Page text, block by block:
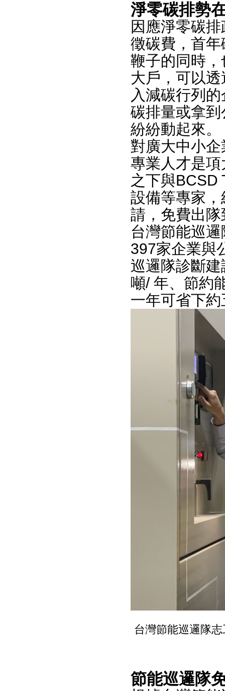
淨零碳排勢
因應淨零碳
徵碳費，首
鞭子的同時
大戶，可以
入減碳行列
碳排量或拿
紛紛動起來。
對廣大中小
專業人才是
之下與BCSD
設備等專家
請，免費出
台灣節能巡
397家企業與
巡邏隊診斷
噸/ 年、節約
一年可省下
台灣節能巡邏隊
節能巡邏隊